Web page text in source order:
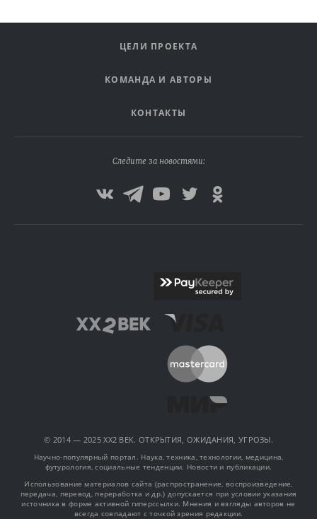
ЦЕЛИ ПРОЕКТА
КОМАНДА И АВТОРЫ
КОНТАКТЫ
Следите за новостями:
© 2014 — 2025 XX2 ВЕК. ОТКРЫТИЯ, ОЖИДАНИЯ, УГРОЗЫ.
Научно-популярный портал. Наука, техника, технологии, медицина,
футурология, социальные тенденции. Новости и публикации.
Использование материалов сайта (распространение, воспроизведение,
передача, перевод, переработка и др.) допускается при условии указания
источника в форме активной гиперссылки. Мнения и взгляды авторов не
всегда совпадают с точкой зрения редакции.